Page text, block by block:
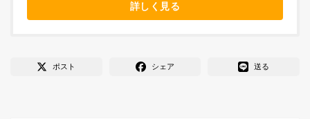
詳しく見る
ポスト シェア 送る